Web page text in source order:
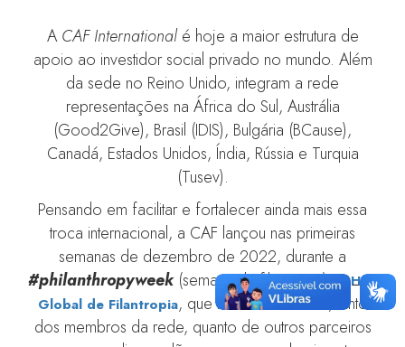
ACAF Internationalé hoje a maior estrutura de
apoio ao investidor social privado no mundo. Além
da sede no Reino Unido, integram a rede
representações na África do Sul, Austrália
(Good2Give), Brasil (IDIS), Bulgária (BCause),
Canadá, Estados Unidos, Índia, Rússia e Turquia
(Tusev).
Pensando em facilitar e fortalecer ainda mais essa
troca internacional, a CAF lançou nas primeiras
semanas de dezembro de 2022, durante a
#philanthropyweek (semana da filantropia), oHub
Global de Filantropia, que reúne conteúdos, tanto
dos membros da rede, quanto de outros parceiros